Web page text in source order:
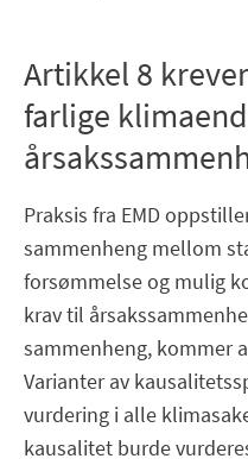
Artikkel 8
farlige
Praksis fra EMD
sammenheng mellom
forsømmelse og mulig
krav til
sammenheng, kommer
Varianter av
vurdering i alle
kausalitet burde